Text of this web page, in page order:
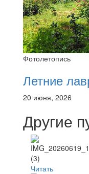
Фотолетопись
Летние
20 июня, 2026
Другие
Читать